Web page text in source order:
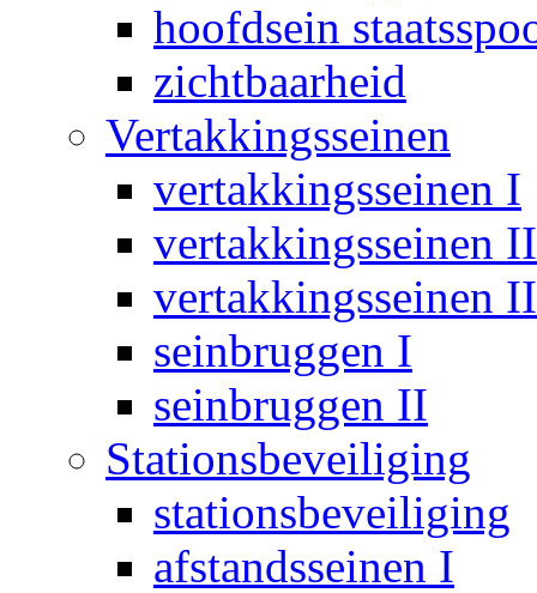
hoofdsein
zichtbaarheid
Vertakkingsseinen
vertakkingsseinen I
vertakkingsseinen II
vertakkingsseinen
seinbruggen I
seinbruggen II
Stationsbeveiliging
stationsbeveiliging
afstandsseinen I